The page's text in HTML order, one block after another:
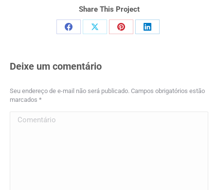
Share This Project
Compartilhar
Facebook
Compartilhar
X
CompartilharCompartilhar
Deixe um comentário
Seu endereço de e-mail não será publicado. Campos obrigatórios estão
marcados *
Comentário